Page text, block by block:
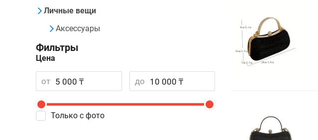
Личные вещи
Аксессуары
Фильтры
Цена
от до
Только с фото